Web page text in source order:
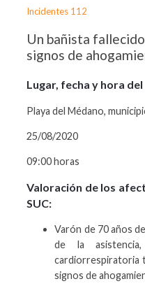
Incidentes 112
Un bañista
signos de
Lugar, fecha y hora
Playa del Médano,
25/08/2020
09:00 horas
Valoración de los
SUC:
Varón de 70 años
de la
cardiorrespiratoria
signos de